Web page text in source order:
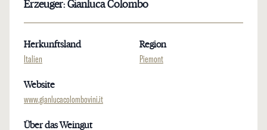
Erzeuger: Gianluca Colombo
Herkunftsland
Italien
Region
Piemont
Website
www.gianlucacolombovini.it
Über das Weingut